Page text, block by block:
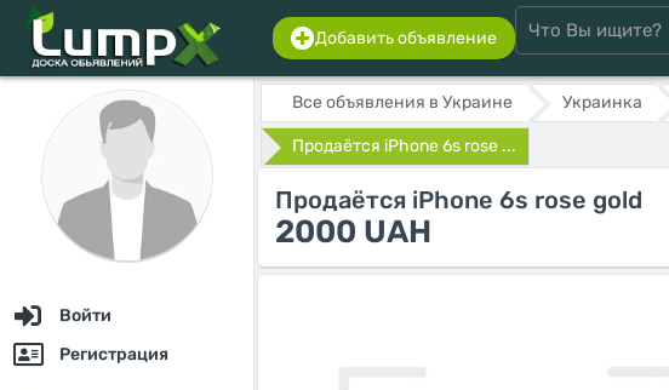
Добавить объявление
Войти
Регистрация
Все объявления в Украине Украинка
Продаётся iPhone 6s rose ...
Продаётся iPhone 6s rose gold
2000 UAH